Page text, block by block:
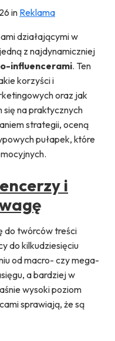
in Reklama
działającymi w
z najdynamiczniej
influencerami. Ten
korzyści i
oraz jak
się na praktycznych
strategii, oceną
pułapek, które
i
do twórców treści
do kilkudziesięciu
od macro- czy mega-
a bardziej w
wysoki poziom
sprawiają, że są